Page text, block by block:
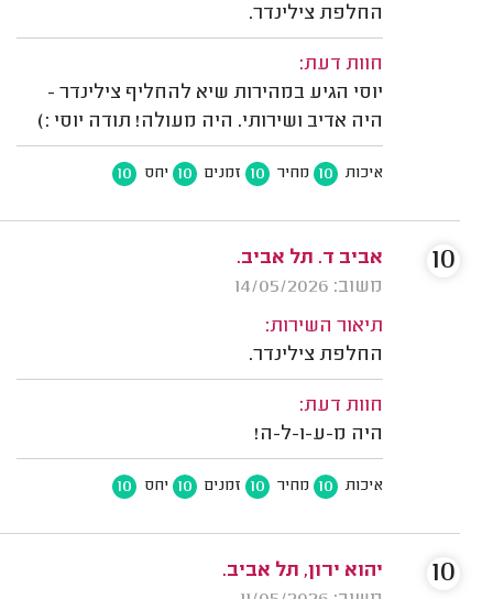
החלפת צילינדר.
חוות דעת:
יוסי הגיע במהירות שיא להחליף צילינדר -
היה אדיב ושירותי. היה מעולה! תודה יוסי :)
איכות 10 מחיר 10 זמנים 10 יחס 10
אביב ד. תל אביב.
משוב: 14/05/2026
תיאור השירות:
החלפת צילינדר.
חוות דעת:
היה מ-ע-ו-ל-ה!
איכות 10 מחיר 10 זמנים 10 יחס 10
10
יהוא ירון, תל אביב.
10